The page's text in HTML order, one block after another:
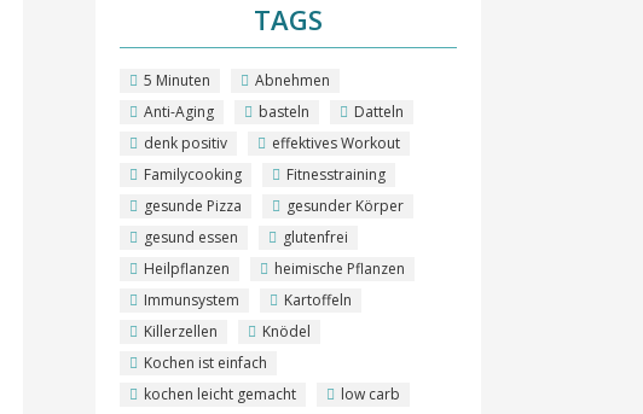
TAGS
5 Minuten
Abnehmen
Anti-Aging
basteln
Datteln
denk positiv
effektives Workout
Familycooking
Fitnesstraining
gesunde Pizza
gesunder Körper
gesund essen
glutenfrei
Heilpflanzen
heimische Pflanzen
Immunsystem
Kartoffeln
Killerzellen
Knödel
Kochen ist einfach
kochen leicht gemacht
low carb